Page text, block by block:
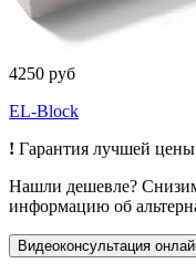
4250 руб
EL-Block
! Гарантия лучшей цены
Нашли дешевле?
информацию об